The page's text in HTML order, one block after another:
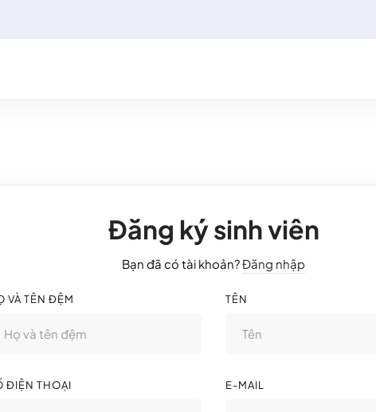
Đăng ký sinh viên
Bạn đã có tài khoản?Đăng nhập
VÀ TÊN ĐỆM TÊN
ĐIỆN THOẠI E-MAIL